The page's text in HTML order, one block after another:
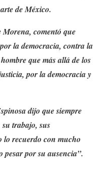
de México.
Morena, comentó que
la democracia, contra la
que más allá de los
por la democracia y
dijo que siempre
trabajo, sus
lo recuerdo con mucho
pesar por su ausencia”.